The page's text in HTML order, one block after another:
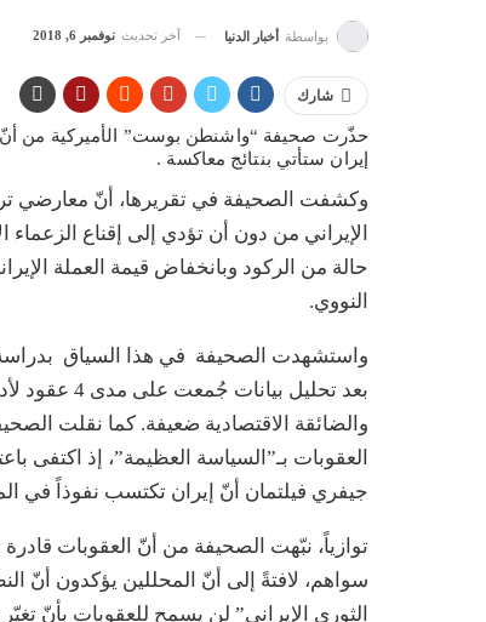
بواسطة أخبار الدنيا آخر تحديث نوفمبر 6, 2018
شارك
حذّرت صحيفة “واشنطن بوست” الأميركية من أنّ
إيران ستأتي بنتائج معاكسة .
وكشفت الصحيفة في تقريرها، أنّ معارضي
الإيراني من دون أن تؤدي إلى إقناع الزعماء
حالة من الركود وبانخفاض قيمة العملة
النووي.
واستشهدت الصحيفة في هذا السياق بدراسة
بعد تحليل
والضائقة الاقتصادية ضعيفة. كما نقلت
العقوبات بـ”السياسة العظيمة”، إذ اكتفى
جيفري فيلتمان أنّ إيران تكتسب نفوذاً في
توازياً، نبّهت الصحيفة من أنّ العقوبات
سواهم، لافتةً إلى أنّ المحللين يؤكدون أنّ
الثوري الإيراني” لن يسمح للعقوبات بأنّ